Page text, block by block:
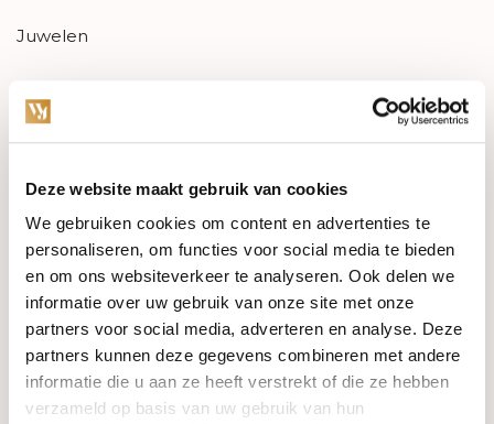
Deze website maakt gebruik van cookies
We gebruiken cookies om content en advertenties te
personaliseren, om functies voor social media te bieden
en om ons websiteverkeer te analyseren. Ook delen we
informatie over uw gebruik van onze site met onze
partners voor social media, adverteren en analyse. Deze
partners kunnen deze gegevens combineren met andere
informatie die u aan ze heeft verstrekt of die ze hebben
verzameld op basis van uw gebruik van hun
Juwelen
PRE-OWNED
Luxe Accessoires
Informatie
Heren Sieraden
SALE